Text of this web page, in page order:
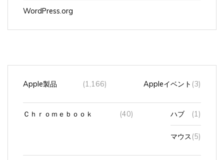
WordPress.org
Apple製品 (1,166) Appleイベント (3)
Ｃｈｒｏｍｅｂｏｏｋ (40) ハブ (1)
マウス (5)